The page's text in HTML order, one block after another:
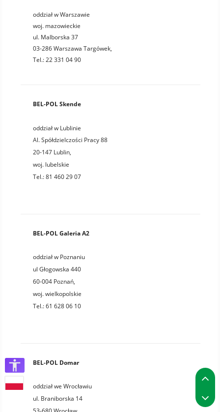
oddział w Warszawie
woj. mazowieckie
ul. Malborska 37
03-286 Warszawa Targówek,
Tel.: 22 331 04 90
BEL-POL Skende
oddział w Lublinie
Al. Spółdzielczości Pracy 88
20-147 Lublin,
woj. lubelskie
Tel.:81 460 29 07
BEL-POL Galeria A2
oddział w Poznaniu
ul Głogowska 440
60-004 Poznań,
woj.wielkopolskie
Tel.:61 628 06 10
BEL-POL Domar
oddział we Wrocławiu
ul. Braniborska 14